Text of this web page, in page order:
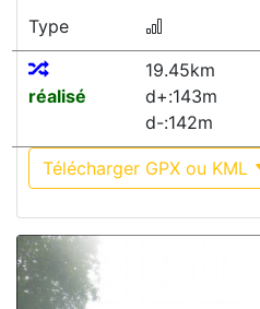
Type
réalisé
19.45km
d+:143m
d-:142m
Télécharger GPX ou KML